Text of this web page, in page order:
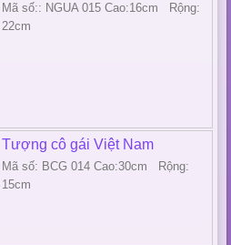
Mã số:: NGUA 015 Cao:16cm Rộng:
22cm
Tượng cô gái Việt Nam
Mã số: BCG 014 Cao:30cm Rộng:
15cm